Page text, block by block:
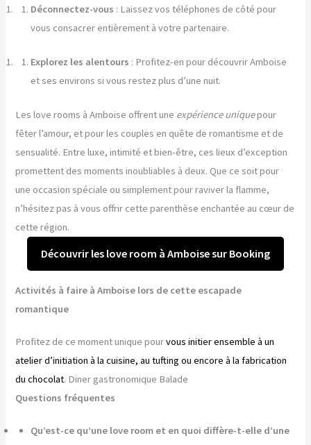
Déconnectez-vous : Laissez vos téléphones de côté pour
vous consacrer entièrement à votre partenaire.
Explorez les alentours : Profitez-en pour découvrir Amboise
et ses environs si vous restez plus d’une nuit.
Les love rooms à Amboise offrent une expérience uniquepour
fêter l’amour, et pour les couples en quête de romantisme et de
sensualité. Entre luxe, intimité et bien-être, ces lieux d’exception
promettent des moments inoubliables à deux. Que ce soit pour
une occasion spéciale ou simplement pour raviver la flamme,
n’hésitez pas à vous offrir cette parenthèse enchantée au cœur de
cette région.
Découvrir les love room à Amboise sur Booking
Activités à faire à Amboise lors de cette escapade
romantique
Profitez de ce moment unique pourvous initier ensemble à un
atelier d’initiation à la cuisine, au tufting ou encore à la fabrication
du chocolat. Diner gastronomique Balade
Questions fréquentes
Qu’est-ce qu’une love room et en quoi diffère-t-elle d’une